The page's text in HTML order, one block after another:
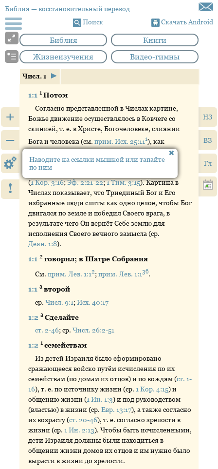
Библия— восстановительный перевод
Поиск
Скачать Android
Библия
Книги
Жизнеизучения
Видео-гимны
+
–
!
НЗ
ВЗ
Гл
Числ. 1
1:11 Потом
Согласно представленной в Числах картине,
Божье движение осуществлялось в Ковчеге со
скинией, т. е. в Христе, Богочеловеке, слиянии
Бога и человека (см.прим. Исх. 25:111), как
воплощении Бога (Кол. 2:9) с церковью,
увеличением, приростом Христа (см. прим. к
Исх. 26:15
(1 Кор. 3:16;Эф. 2:21-22;1 Тим. 3:15). Картина в
Числах показывает, что Триединый Бог и Его
избранные люди слиты как одно целое, чтобы Бог
двигался по земле и победил Своего врага, в
результате чего Он вернёт Себе землю для
исполнения Своего вечного замысла (ср.
Деян. 1:8).
1:12 говорил; в Шатре Собрания
См.прим. Лев. 1:12;прим. Лев. 1:13б.
1:1а второй
ср.Числ. 9:1;Исх. 40:17
1:2а Сделайте
ст. 2-46; ср.Числ. 26:2-51
1:21 семействам
Из детей Израиля было сформировано
сражающееся войско путём исчисления по их
семействам (по домам их отцов) и по вождям (ст. 1-
16), т. е. по источнику жизни (ср. 1 Кор. 4:15) и
общению жизни (1 Ин. 1:3) и под руководством
(властью) в жизни (ср.Евр. 13:17), а также согласно
их возрасту (ст. 20-46), т. е. согласно зрелости в
жизни (ср. 1 Ин. 2:13). Чтобы быть исчисленными,
дети Израиля должны были находиться в
общении жизни домов их отцов и им нужно было
вырасти в жизни до зрелости.
Наводите на ссылки мышкой или тапайте
по ним